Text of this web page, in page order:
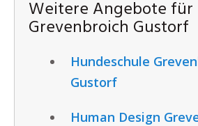
Weitere Angebote für
Grevenbroich Gustorf
Hundeschule
Gustorf
Human Design